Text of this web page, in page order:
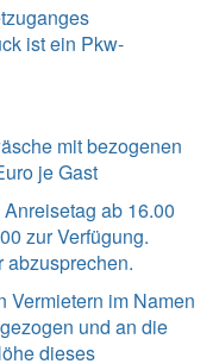
ist ein Pkw-
mit bezogenen
je Gast
ab 16.00
zur Verfügung.
abzusprechen.
Vermietern im Namen
und an die
dieses